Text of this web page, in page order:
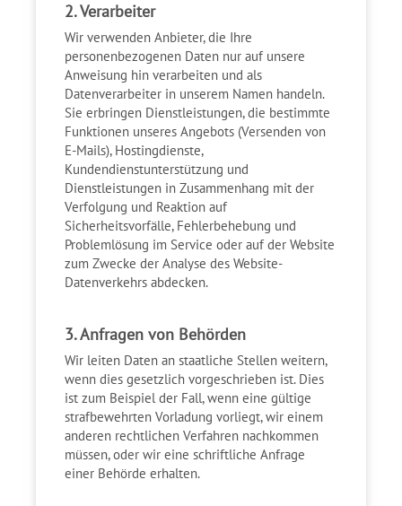
2. Verarbeiter
Wir verwenden Anbieter, die Ihre
personenbezogenen Daten nur auf unsere
Anweisung hin verarbeiten und als
Datenverarbeiter in unserem Namen handeln.
Sie erbringen Dienstleistungen, die bestimmte
Funktionen unseres Angebots (Versenden von
E-Mails), Hostingdienste,
Kundendienstunterstützung und
Dienstleistungen in Zusammenhang mit der
Verfolgung und Reaktion auf
Sicherheitsvorfälle, Fehlerbehebung und
Problemlösung im Service oder auf der Website
zum Zwecke der Analyse des Website-
Datenverkehrs abdecken.
3. Anfragen von Behörden
Wir leiten Daten an staatliche Stellen weitern,
wenn dies gesetzlich vorgeschrieben ist. Dies
ist zum Beispiel der Fall, wenn eine gültige
strafbewehrten Vorladung vorliegt, wir einem
anderen rechtlichen Verfahren nachkommen
müssen, oder wir eine schriftliche Anfrage
einer Behörde erhalten.